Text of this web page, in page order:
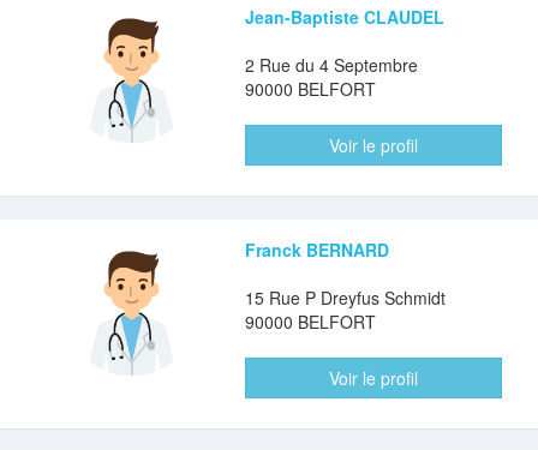
Jean-Baptiste CLAUDEL
2 Rue du 4 Septembre
90000 BELFORT
Voir le profil
Franck BERNARD
15 Rue P Dreyfus Schmidt
90000 BELFORT
Voir le profil